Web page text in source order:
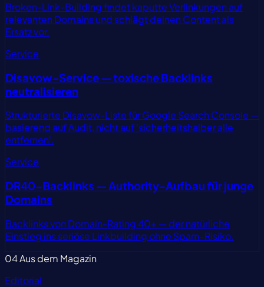
Broken-Link-Building findet kaputte Verlinkungen auf
relevanten Domains und schlägt deinen Content als
Ersatz vor.
Service
Disavow-Service — toxische Backlinks
neutralisieren
Strukturierte Disavow-Liste für Google Search Console —
basierend auf Audit, nicht auf 'sicherheitshalber alle
entfernen'.
Service
DR40-Backlinks — Authority-Aufbau für junge
Domains
Backlinks von Domain-Rating 40+ — der natürliche
Einstieg ins seriöse Linkbuilding ohne Spam-Risiko.
04Aus dem Magazin
Editorial